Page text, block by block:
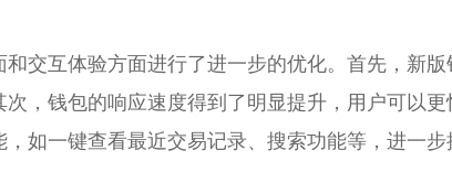
交互体验方面进行了进一步的优化。首先，新
，钱包的响应速度得到了明显提升，用户可以
如一键查看最近交易记录、搜索功能等，进一